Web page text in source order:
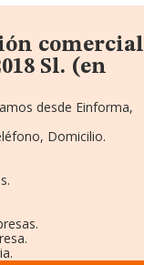
comercial
Sl. (en
desde Einforma,
Domicilio.